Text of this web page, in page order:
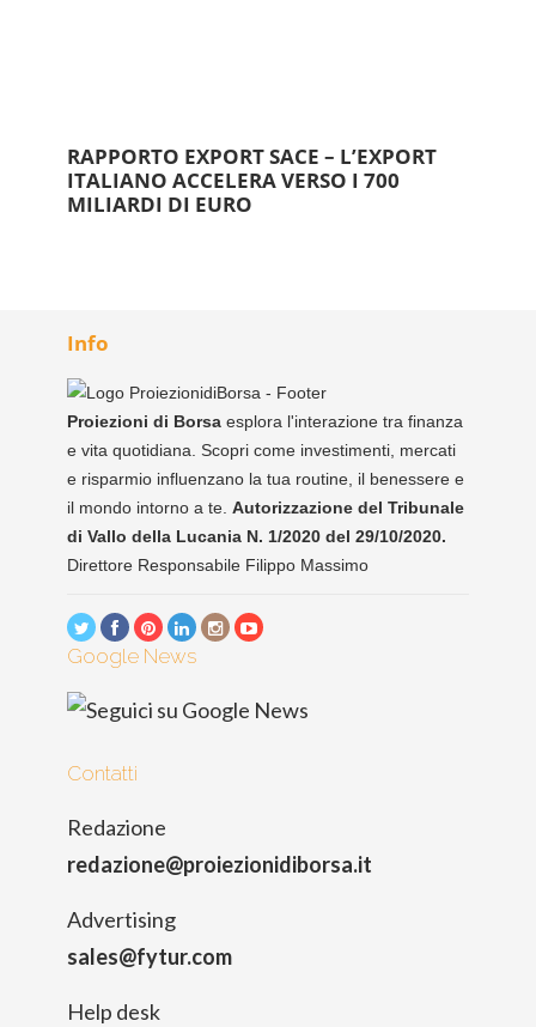
RAPPORTO EXPORT SACE – L’EXPORT
ITALIANO ACCELERA VERSO I 700
MILIARDI DI EURO
Info
Proiezioni di Borsa esplora l'interazione tra finanza
e vita quotidiana. Scopri come investimenti, mercati
e risparmio influenzano la tua routine, il benessere e
il mondo intorno a te. Autorizzazione del Tribunale
di Vallo della Lucania N. 1/2020 del 29/10/2020.
Direttore Responsabile Filippo Massimo
Google News
Contatti
Redazione
redazione@proiezionidiborsa.it
Advertising
sales@fytur.com
Help desk